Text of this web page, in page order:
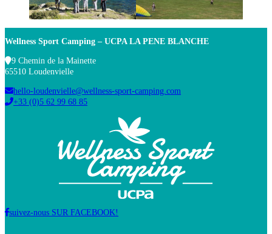
Wellness Sport Camping – UCPA LA PENE BLANCHE
9 Chemin de la Mainette
65510 Loudenvielle
hello-loudenvielle@wellness-sport-camping.com
+33 (0)5 62 99 68 85
suivez-nous SUR FACEBOOK!